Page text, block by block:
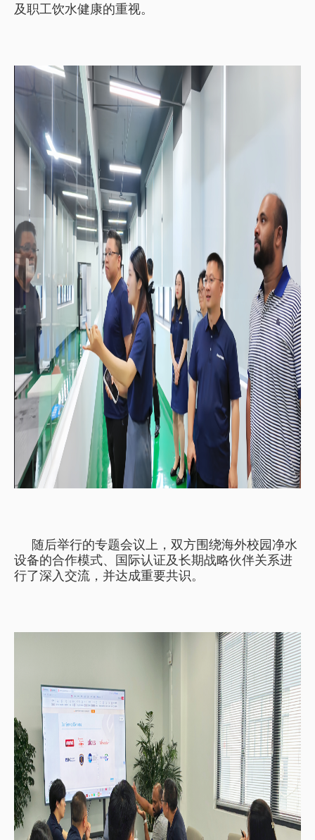
及职工饮水健康的重视。
随后举行的专题会议上，双方围绕海外校园净水
设备的合作模式、国际认证及长期战略伙伴关系进
行了深入交流，并达成重要共识。